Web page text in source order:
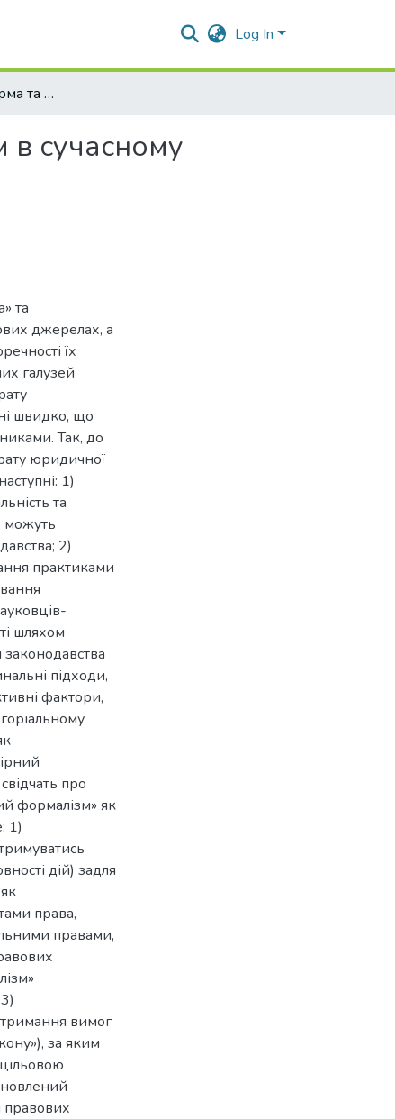
Log In
Процесуальна форма та процесуальний формалізм в сучасному правознавстві
сучасному
та
джерелах, а
їх
галузей
швидко, що
Так, до
юридичної
1)
та
можуть
2)
практиками
шляхом
підходи,
фактори,
про
формалізм» як
1)
дій) задля
права,
правами,
вимог
за яким
правових